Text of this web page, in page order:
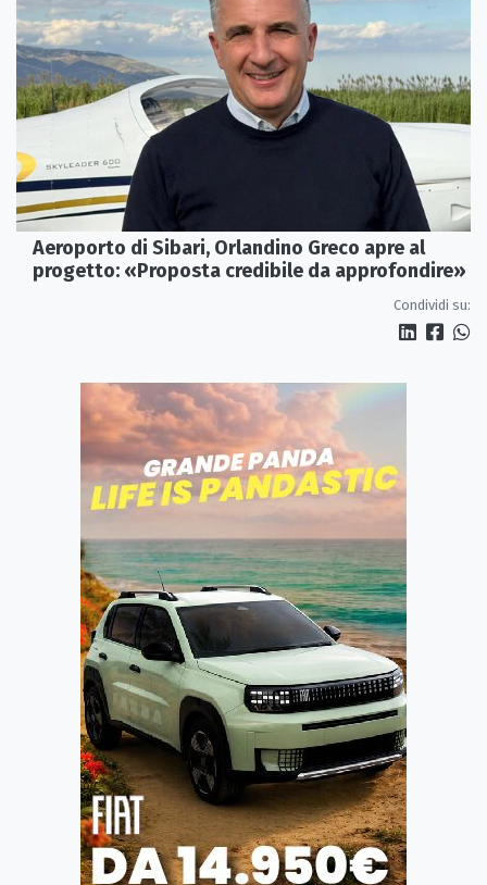
Aeroporto di Sibari, Orlandino Greco apre al
progetto: «Proposta credibile da approfondire»
Condividi su: